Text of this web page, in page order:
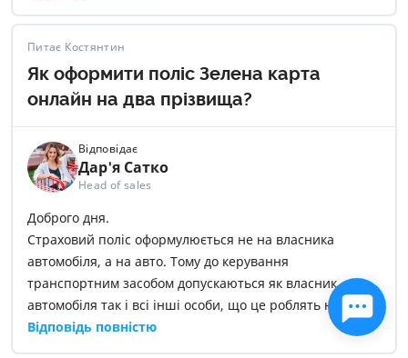
телефоні.
Питає Костянтин
Як оформити поліс Зелена карта
онлайн на два прізвища?
Відповідає
Дар'я Сатко
Head of sales
Доброго дня.
Страховий поліс оформулюється не на власника
автомобіля, а на авто. Тому до керування
транспортним засобом допускаються як власник
автомобіля так і всі інші особи, що це роблять на
законних підставах. Тому якщо страхування Зелена
картка оформлена на вас – дія страхування буде
Відповідь повністю